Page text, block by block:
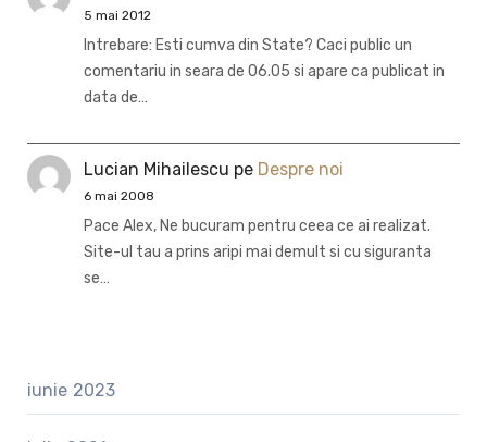
5 mai 2012
Intrebare: Esti cumva din State? Caci public un
comentariu in seara de 06.05 si apare ca publicat in
data de…
Lucian Mihailescu pe Despre noi
6 mai 2008
Pace Alex, Ne bucuram pentru ceea ce ai realizat.
Site-ul tau a prins aripi mai demult si cu siguranta
se…
iunie 2023